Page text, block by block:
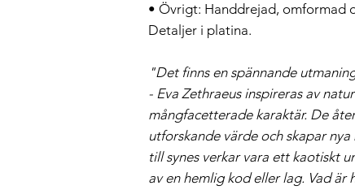
• Övrigt: Handdrejad, omformad
Detaljer i platina.
"Det finns en spännande
- Eva Zethraeus inspireras av
mångfacetterade karaktär. De
utforskande värde och skapar
till synes verkar vara ett kaotiskt
av en hemlig kod eller lag. Vad är